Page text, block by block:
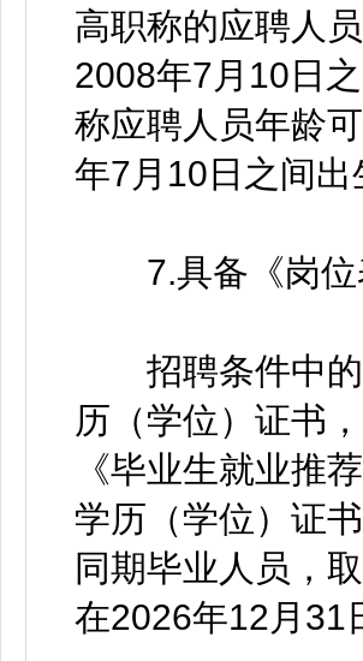
高职称的应聘人
2008年7月10日
称应聘人员年龄
年7月10日之间出
7.具备《岗位
招聘条件中的
历（学位）证书
《毕业生就业推
学历（学位）证
同期毕业人员，
在2026年12月31